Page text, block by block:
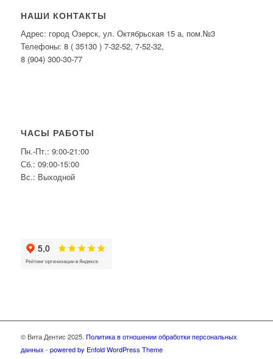
НАШИ КОНТАКТЫ
Адрес: город Озерск, ул. Октябрьская 15 а, пом.№3
Телефоны: 8 ( 35130 ) 7-32-52, 7-52-32,
8 (904) 300-30-77
ЧАСЫ РАБОТЫ
Пн.-Пт.: 9:00-21:00
Сб.: 09:00-15:00
Вс.: Выходной
© Вита Дентис 2025. Политика в отношении обработки персональных
данных - powered by Enfold WordPress Theme